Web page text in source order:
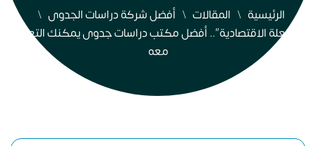
الرئيسية المقالات
أفضل شركة دراسات الجدوى
“الشعلة الاقتصادية”.. أفضل مكتب دراسات جدوى يمكنك التعامل
معه